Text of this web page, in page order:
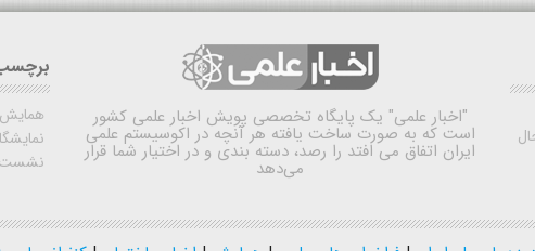
"اخبار علمی" یک پایگاه تخصصی پویش اخبار علمی کشور
است که به صورت ساخت یافته هر آنچه در اکوسیستم علمی
ایران اتفاق می افتد را رصد، دسته بندی و در اختیار شما قرار
می‌دهد
همایش
نشست